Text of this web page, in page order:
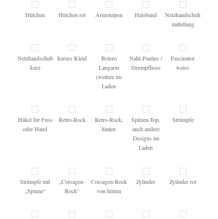
Hütchen Hütchen rot Armstulpen Halsband
Netzhandschuh
mittellang
Netzhandschuh
kurz
kurzes Kleid
Bolero
Langarm
(weitere im
Laden
Naht-Panties /
Strumpfhose
Fascinator
weiss
Häkel für Fuss
oder Hand
Retro-Rock
Retro-Rock,
hinten
Spitzen-Top,
auch andere
Designs im
Laden
Strümpfe
Strümpfe mit
„Spinne“
„Corsagen-
Rock“
Corsagen-Rock
von hinten
Zylinder Zylinder rot